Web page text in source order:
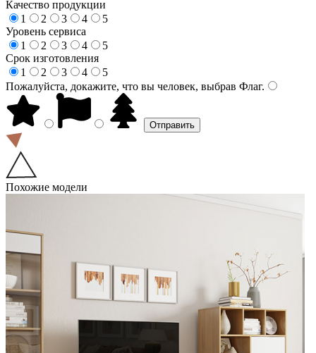
Качество продукции
1
2 3 4
5
Уровень сервиса
1
2 3 4
5
Срок изготовления
1
2 3 4
5
Пожалуйста, докажите, что вы человек, выбрав Флаг.
Похожие модели